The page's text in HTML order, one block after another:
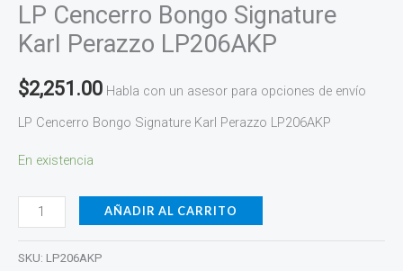
LP Cencerro Bongo Signature
Karl Perazzo LP206AKP
$2,251.00 Habla con un asesor para opciones de envío
LP Cencerro Bongo Signature Karl Perazzo LP206AKP
En existencia
AÑADIR AL CARRITO
SKU: LP206AKP